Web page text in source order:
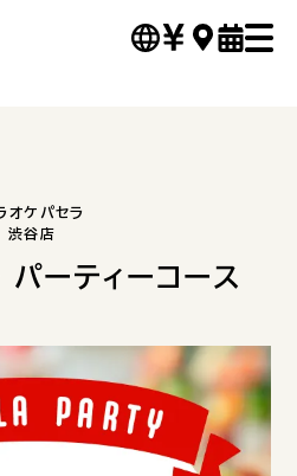
オケパセラ
渋谷店
ーティーコース